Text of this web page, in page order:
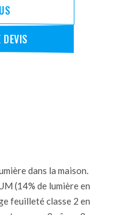
DEVIS
dans la maison.
(14% de lumière en
feuilleté classe 2 en